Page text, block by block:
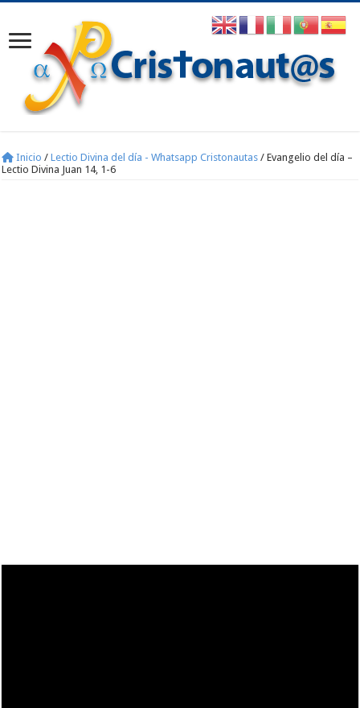
Inicio / Lectio Divina del día - Whatsapp Cristonautas / Evangelio del día –
Lectio Divina Juan 14, 1-6